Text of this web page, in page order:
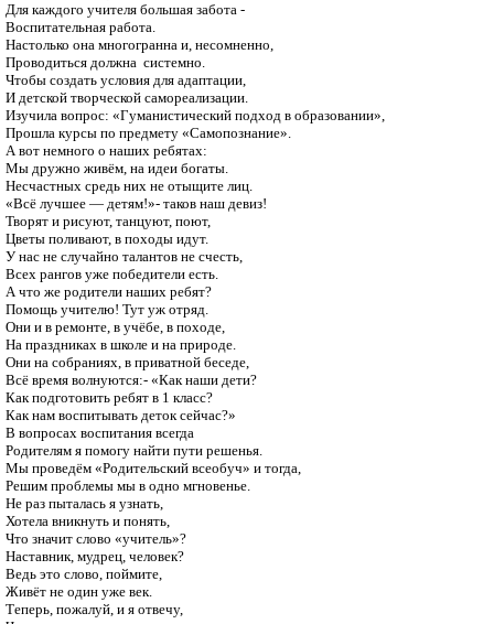
Для каждого учителя большая забота -
Воспитательная работа.
Настолько она многогранна и, несомненно,
Проводиться должна  системно.
Чтобы создать условия для адаптации,
И детской творческой самореализации.
Изучила вопрос: «Гуманистический подход в образовании»,
Прошла курсы по предмету «Самопознание».
А вот немного о наших ребятах:
Мы дружно живём, на идеи богаты.
Несчастных средь них не отыщите лиц.
«Всё лучшее — детям!»- таков наш девиз!
Творят и рисуют, танцуют, поют,
Цветы поливают, в походы идут.
У нас не случайно талантов не счесть,
Всех рангов уже победители есть.
А что же родители наших ребят?
Помощь учителю! Тут уж отряд.
Они и в ремонте, в учёбе, в походе,
На праздниках в школе и на природе.
Они на собраниях, в приватной беседе,
Всё время волнуются:- «Как наши дети?
Как подготовить ребят в 1 класс?
Как нам воспитывать деток сейчас?»
В вопросах воспитания всегда
Родителям я помогу найти пути решенья.
Мы проведём «Родительский всеобуч» и тогда,
Решим проблемы мы в одно мгновенье.
Не раз пыталась я узнать,
Хотела вникнуть и понять,
Что значит слово «учитель»?
Наставник, мудрец, человек?
Ведь это слово, поймите,
Живёт не один уже век.
Теперь, пожалуй, и я отвечу,